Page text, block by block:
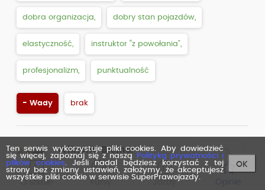
O szkole
dobra organizacja, dobry stan pojazdów,
elastyczność, instruktor “z powołania”,
profesjonalizm, punktualność
- Wady brak
Wiktoria Brejner
Opinia zweryfikowana przez
Facebook
Ten serwis wykorzystuje pliki cookies. Aby dowiedzieć
się więcej, zapoznaj się z naszą
Polityką prywatności i
plików cookies. Jeśli nadal będziesz korzystać z tej
strony bez zmiany ustawień, założymy, że akceptujesz
wszystkie pliki cookie w serwisie SuperPrawojazdy.
OK